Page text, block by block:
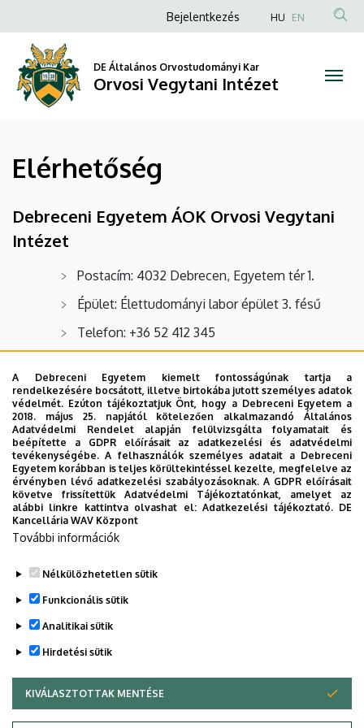
Orvosi
Vegytani
Intézet
a
tartalomra
Anonim
fiók
menüje
Bejelentkezés HU EN
DE Általános Orvostudományi Kar
Orvosi Vegytani Intézet
Elérhetőség
Debreceni Egyetem ÁOK Orvosi Vegytani
Intézet
Postacím: 4032 Debrecen, Egyetem tér 1.
Épület: Élettudományi labor épület 3. fésű
Telefon: +36 52 412 345
Térkép
Számlázási cím:
Debreceni Egyetem
4032 Debrecen, Egyetem tér 1.
Csoport adóazonosító szám:
Legutóbbi frissítés: 2023. 05. 31. 15:20
A Debreceni Egyetem kiemelt fontosságúnak tartja a
rendelkezésére bocsátott, illetve birtokába jutott személyes adatok
védelmét. Ezúton tájékoztatjuk Önt, hogy a Debreceni Egyetem a
2018. május 25. napjától kötelezően alkalmazandó Általános
Adatvédelmi Rendelet alapján felülvizsgálta folyamatait és
beépítette a GDPR előírásait az adatkezelési és adatvédelmi
tevékenységébe. A felhasználók személyes adatait a Debreceni
Egyetem korábban is teljes körültekintéssel kezelte, megfelelve az
érvényben lévő adatkezelési szabályozásoknak. A GDPR előírásait
követve frissítettük Adatvédelmi Tájékoztatónkat, amelyet az
alábbi linkre kattintva olvashat el:Adatkezelési tájékoztató. DE
Kancellária WAV Központ
További információk
Nélkülözhetetlen sütik
Funkcionális sütik
Analitikai sütik
Hirdetési sütik
KIVÁLASZTOTTAK MENTÉSE
WITHDRAW CONSENT